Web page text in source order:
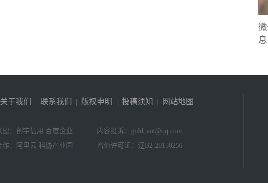
关于我们 | 联系我们 | 版权申明 | 投稿须知 | 网站地图
盟：创宇信用 百度企业
内容投诉：gold_ant@qq.com
作：阿里云 科协产业园
增值许可证：辽B2-20150256